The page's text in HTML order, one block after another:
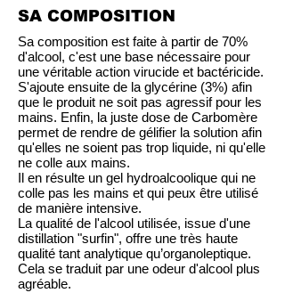
SA COMPOSITION
Sa composition est faite à partir de 70%
d'alcool, c'est une base nécessaire pour
une véritable action virucide et bactéricide.
S'ajoute ensuite de la glycérine (3%) afin
que le produit ne soit pas agressif pour les
mains. Enfin, la juste dose de Carbomère
permet de rendre de gélifier la solution afin
qu'elles ne soient pas trop liquide, ni qu'elle
ne colle aux mains.
Il en résulte un gel hydroalcoolique qui ne
colle pas les mains et qui peux être utilisé
de manière intensive.
La qualité de l'alcool utilisée, issue d'une
distillation "surfin", offre une très haute
qualité tant analytique qu’organoleptique.
Cela se traduit par une odeur d'alcool plus
agréable.